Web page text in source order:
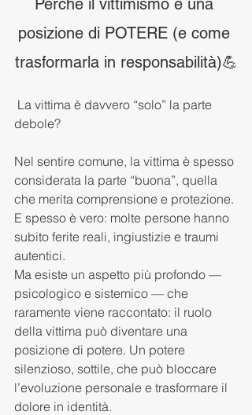
Perché il vittimismo è una
posizione di POTERE (e come
trasformarla in responsabilità)💪
debole?
Nel sentire comune, la vittima è spesso
considerata la parte “buona”, quella
che merita comprensione e protezione.
E spesso è vero: molte persone hanno
subito ferite reali, ingiustizie e traumi
autentici.
Ma esiste un aspetto più profondo —
psicologico e sistemico — che
raramente viene raccontato: il ruolo
della vittima può diventare una
posizione di potere. Un potere
silenzioso, sottile, che può bloccare
l’evoluzione personale e trasformare il
dolore in identità.